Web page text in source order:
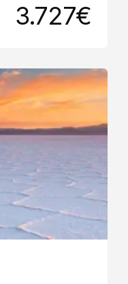
3.727€